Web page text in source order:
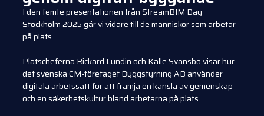
I den femte presentationen från StreamBIM Day
Stockholm 2025 går vi vidare till de människor som arbetar
på plats.
Platscheferna Rickard Lundin och Kalle Svansbo visar hur
det svenska CM-företaget Byggstyrning AB använder
digitala arbetssätt för att främja en känsla av gemenskap
och en säkerhetskultur bland arbetarna på plats.